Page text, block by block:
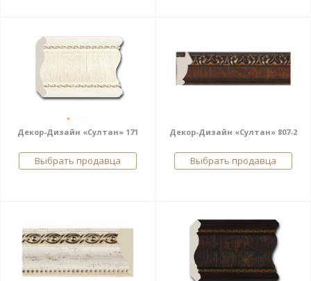
Декор-Дизайн «Султан» 171
Выбрать продавца
Декор-Дизайн «Султан» 807-2
Выбрать продавца